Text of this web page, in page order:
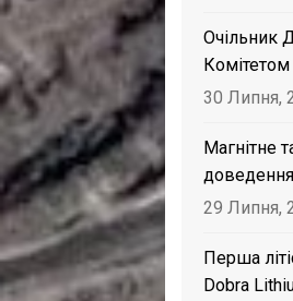
Очільник
30 Липня,
Магнітне
29 Липня,
Перша
Dobra